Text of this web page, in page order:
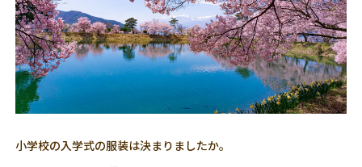
小学校の入学式の服装は決まりましたか。